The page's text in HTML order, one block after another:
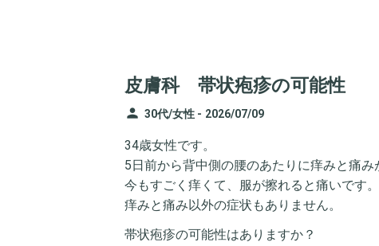
皮膚科 帯状疱疹の可能性
person 30代/女性 - 2026/07/09
34歳女性です。
5日前から背中側の腰のあたりに痒みと痛み
今もすごく痒くて、服が擦れると痛いです
痒みと痛み以外の症状もありません。
帯状疱疹の可能性はありますか？